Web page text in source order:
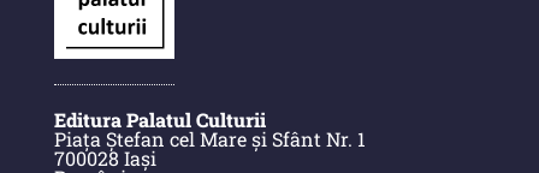
Indexul Complet
Tehnicii ”Ștefan Procopiu”
Editura Palatul Culturii
Piața Ștefan cel Mare și Sfânt Nr. 1
700028 Iași